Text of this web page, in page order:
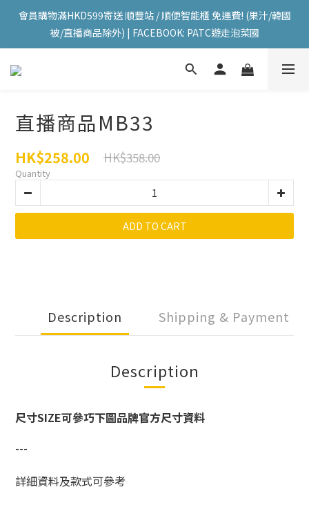
會員購物滿HKD599寄送 順豐站 / 順便智能櫃 免運費! (果汁/韓國
被/直播商品除外) | FACEBOOK: PATC遊走泡菜國
會員購物滿HKD599寄送 順豐站 / 順便智能櫃 免運費! (果汁/韓國
被/直播商品除外) | FACEBOOK: PATC遊走泡菜國
每星期韓國直送香港 🇰🇷🛫🇭🇰  | 即加IG留意最新優惠! ID:
會員購物滿HKD599寄送 順豐站 / 順便智能櫃 免運費! (果汁/韓國
被/直播商品除外) | FACEBOOK: PATC遊走泡菜國
直播商品MB33
HK$258.00 HK$358.00
Quantity
ADD TO CART
Description Shipping & Payment
Description
尺寸SIZE可參巧下圖品牌官方尺寸資料
---
詳細資料及款式可參考